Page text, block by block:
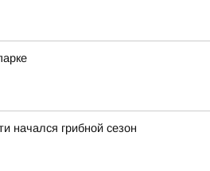
начался грибной сезон